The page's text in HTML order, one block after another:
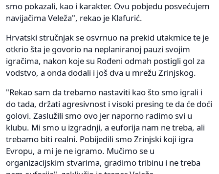
smo pokazali, kao i karakter. Ovu pobjedu posvećujem
navijačima Veleža", rekao je Klafurić.
Hrvatski stručnjak se osvrnuo na prekid utakmice te je
otkrio šta je govorio na neplaniranoj pauzi svojim
igračima, nakon koje su Rođeni odmah postigli gol za
vodstvo, a onda dodali i još dva u mrežu Zrinjskog.
"Rekao sam da trebamo nastaviti kao što smo igrali i
do tada, držati agresivnost i visoki presing te da će doći
golovi. Zaslužili smo ovo jer naporno radimo svi u
klubu. Mi smo u izgradnji, a euforija nam ne treba, ali
trebamo biti realni. Pobijedili smo Zrinjski koji igra
Evropu, a mi je ne igramo. Mučimo se u
organizacijskim stvarima, gradimo tribinu i ne treba